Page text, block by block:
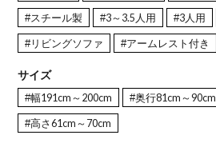
#スチール製 #3～3.5人用 #3人用
#リビングソファ #アームレスト付き
サイズ
#幅191cm～200cm #奥行81cm～90cm
#高さ61cm～70cm